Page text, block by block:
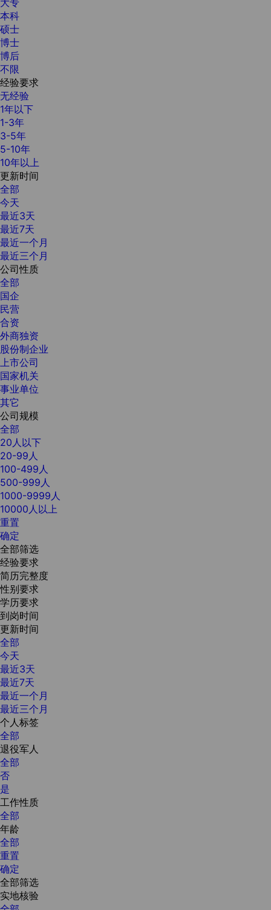
本科
硕士
博士
博后
不限
经验要求
无经验
1年以下
1-3年
3-5年
5-10年
10年以上
更新时间
全部
今天
最近3天
最近7天
最近一个月
最近三个月
公司性质
全部
国企
民营
合资
外商独资
股份制企业
上市公司
国家机关
事业单位
其它
公司规模
全部
20人以下
20-99人
100-499人
500-999人
1000-9999人
10000人以上
重置
确定
全部筛选
经验要求
简历完整度
性别要求
学历要求
到岗时间
更新时间
全部
今天
最近3天
最近7天
最近一个月
最近三个月
个人标签
全部
退役军人
全部
否
是
工作性质
全部
年龄
全部
重置
确定
全部筛选
实地核验